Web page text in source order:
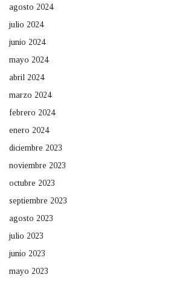
agosto 2024
julio 2024
junio 2024
mayo 2024
abril 2024
marzo 2024
febrero 2024
enero 2024
diciembre 2023
noviembre 2023
octubre 2023
septiembre 2023
agosto 2023
julio 2023
junio 2023
mayo 2023